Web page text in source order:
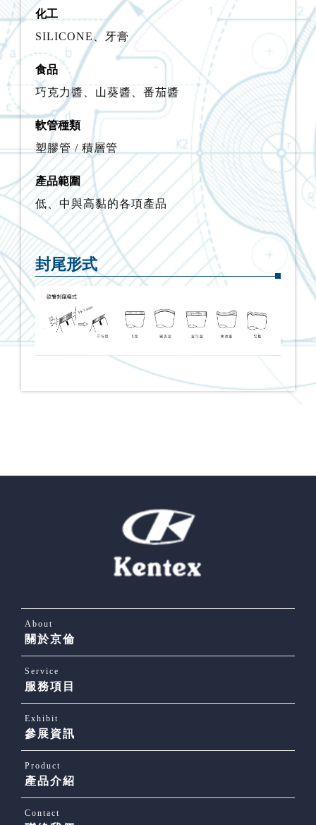
化工
SILICONE、牙膏
食品
巧克力醬、山葵醬、番茄醬
軟管種類
塑膠管 / 積層管
產品範圍
低、中與高黏的各項產品
封尾形式
About
關於京倫
Service
服務項目
Exhibit
參展資訊
Product
產品介紹
Contact